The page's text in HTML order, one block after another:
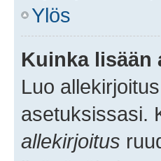
Ylös
Kuinka lisään
Luo
asetuksissasi.
allekirjoitus